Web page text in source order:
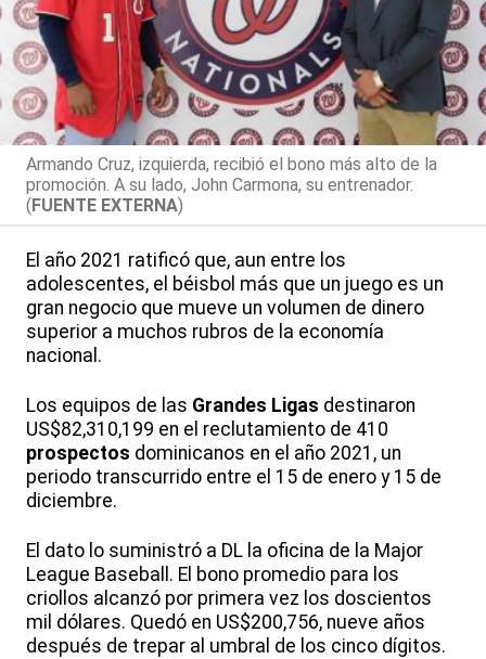
Armando Cruz, izquierda, recibió el bono más alto de la
promoción. A su lado, John Carmona, su entrenador.
(FUENTE EXTERNA)
El año 2021 ratificó que, aun entre los
adolescentes, el béisbol más que un juego es un
gran negocio que mueve un volumen de dinero
superior a muchos rubros de la economía
nacional.
Los equipos de las Grandes Ligas destinaron
US$82,310,199 en el reclutamiento de 410
prospectos dominicanos en el año 2021, un
periodo transcurrido entre el 15 de enero y 15 de
diciembre.
El dato lo suministró a DL la oficina de la Major
League Baseball. El bono promedio para los
criollos alcanzó por primera vez los doscientos
mil dólares. Quedó en US$200,756, nueve años
después de trepar al umbral de los cinco dígitos.